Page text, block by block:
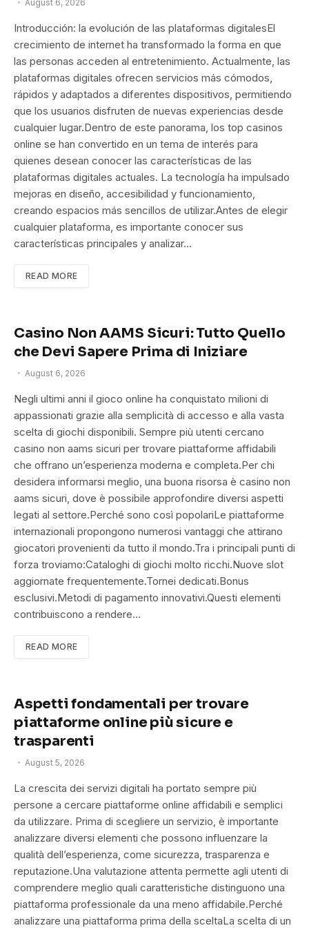
August 6, 2026
Introducción: la evolución de las plataformas digitalesEl
crecimiento de internet ha transformado la forma en que
las personas acceden al entretenimiento. Actualmente, las
plataformas digitales ofrecen servicios más cómodos,
rápidos y adaptados a diferentes dispositivos, permitiendo
que los usuarios disfruten de nuevas experiencias desde
cualquier lugar.Dentro de este panorama, los top casinos
online se han convertido en un tema de interés para
quienes desean conocer las características de las
plataformas digitales actuales. La tecnología ha impulsado
mejoras en diseño, accesibilidad y funcionamiento,
creando espacios más sencillos de utilizar.Antes de elegir
cualquier plataforma, es importante conocer sus
características principales y analizar…
READ MORE
Casino Non AAMS Sicuri: Tutto Quello
che Devi Sapere Prima di Iniziare
August 6, 2026
Negli ultimi anni il gioco online ha conquistato milioni di
appassionati grazie alla semplicità di accesso e alla vasta
scelta di giochi disponibili. Sempre più utenti cercano
casino non aams sicuri per trovare piattaforme affidabili
che offrano un’esperienza moderna e completa.Per chi
desidera informarsi meglio, una buona risorsa è casino non
aams sicuri, dove è possibile approfondire diversi aspetti
legati al settore.Perché sono così popolariLe piattaforme
internazionali propongono numerosi vantaggi che attirano
giocatori provenienti da tutto il mondo.Tra i principali punti di
forza troviamo:Cataloghi di giochi molto ricchi.Nuove slot
aggiornate frequentemente.Tornei dedicati.Bonus
esclusivi.Metodi di pagamento innovativi.Questi elementi
contribuiscono a rendere…
READ MORE
Aspetti fondamentali per trovare
piattaforme online più sicure e
trasparenti
August 5, 2026
La crescita dei servizi digitali ha portato sempre più
persone a cercare piattaforme online affidabili e semplici
da utilizzare. Prima di scegliere un servizio, è importante
analizzare diversi elementi che possono influenzare la
qualità dell’esperienza, come sicurezza, trasparenza e
reputazione.Una valutazione attenta permette agli utenti di
comprendere meglio quali caratteristiche distinguono una
piattaforma professionale da una meno affidabile.Perché
analizzare una piattaforma prima della sceltaLa scelta di un